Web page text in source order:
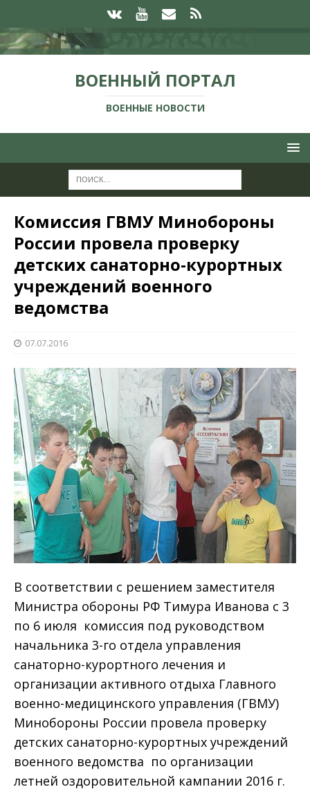
ВОЕННЫЙ ПОРТАЛ
ВОЕННЫЕ НОВОСТИ
Комиссия ГВМУ Минобороны
России провела проверку
детских санаторно-курортных
учреждений военного
ведомства
07.07.2016
В соответствии с решением заместителя
Министра обороны РФ Тимура Иванова с 3
по 6 июля комиссия под руководством
начальника 3-го отдела управления
санаторно-курортного лечения и
организации активного отдыха Главного
военно-медицинского управления (ГВМУ)
Минобороны России провела проверку
детских санаторно-курортных учреждений
военного ведомства по организации
летней оздоровительной кампании 2016 г.